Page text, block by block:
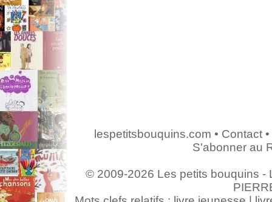
lespetitsbouquins.com • Contact•
S'abonner au
© 2009-2026 Les petits bouquins -